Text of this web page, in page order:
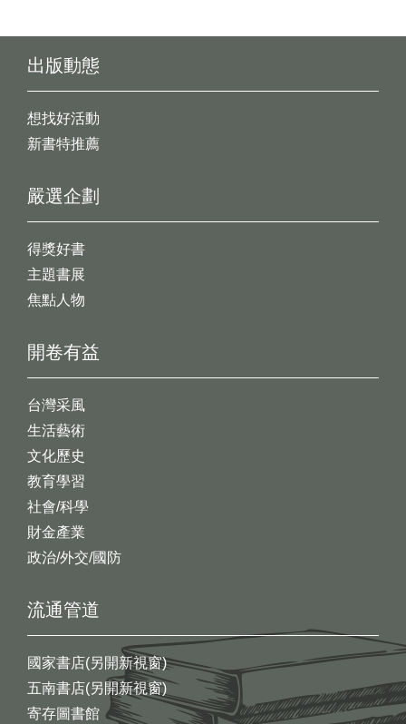
出版動態
想找好活動
新書特推薦
開卷有益
台灣采風
生活藝術
文化歷史
教育學習
社會/科學
財金產業
政治/外交/國防
嚴選企劃
得獎好書
主題書展
焦點人物
流通管道
國家書店(另開新視窗)
五南書店(另開新視窗)
寄存圖書館